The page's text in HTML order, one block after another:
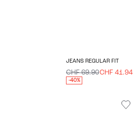
JEANS REGULAR FIT
CHF 69.90CHF 41.94
-40%